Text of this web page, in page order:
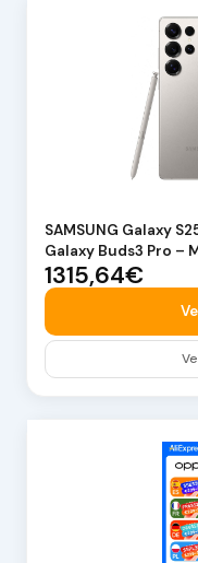
SAMSUNG Galaxy
Galaxy Buds3 Pro –
1315,64€